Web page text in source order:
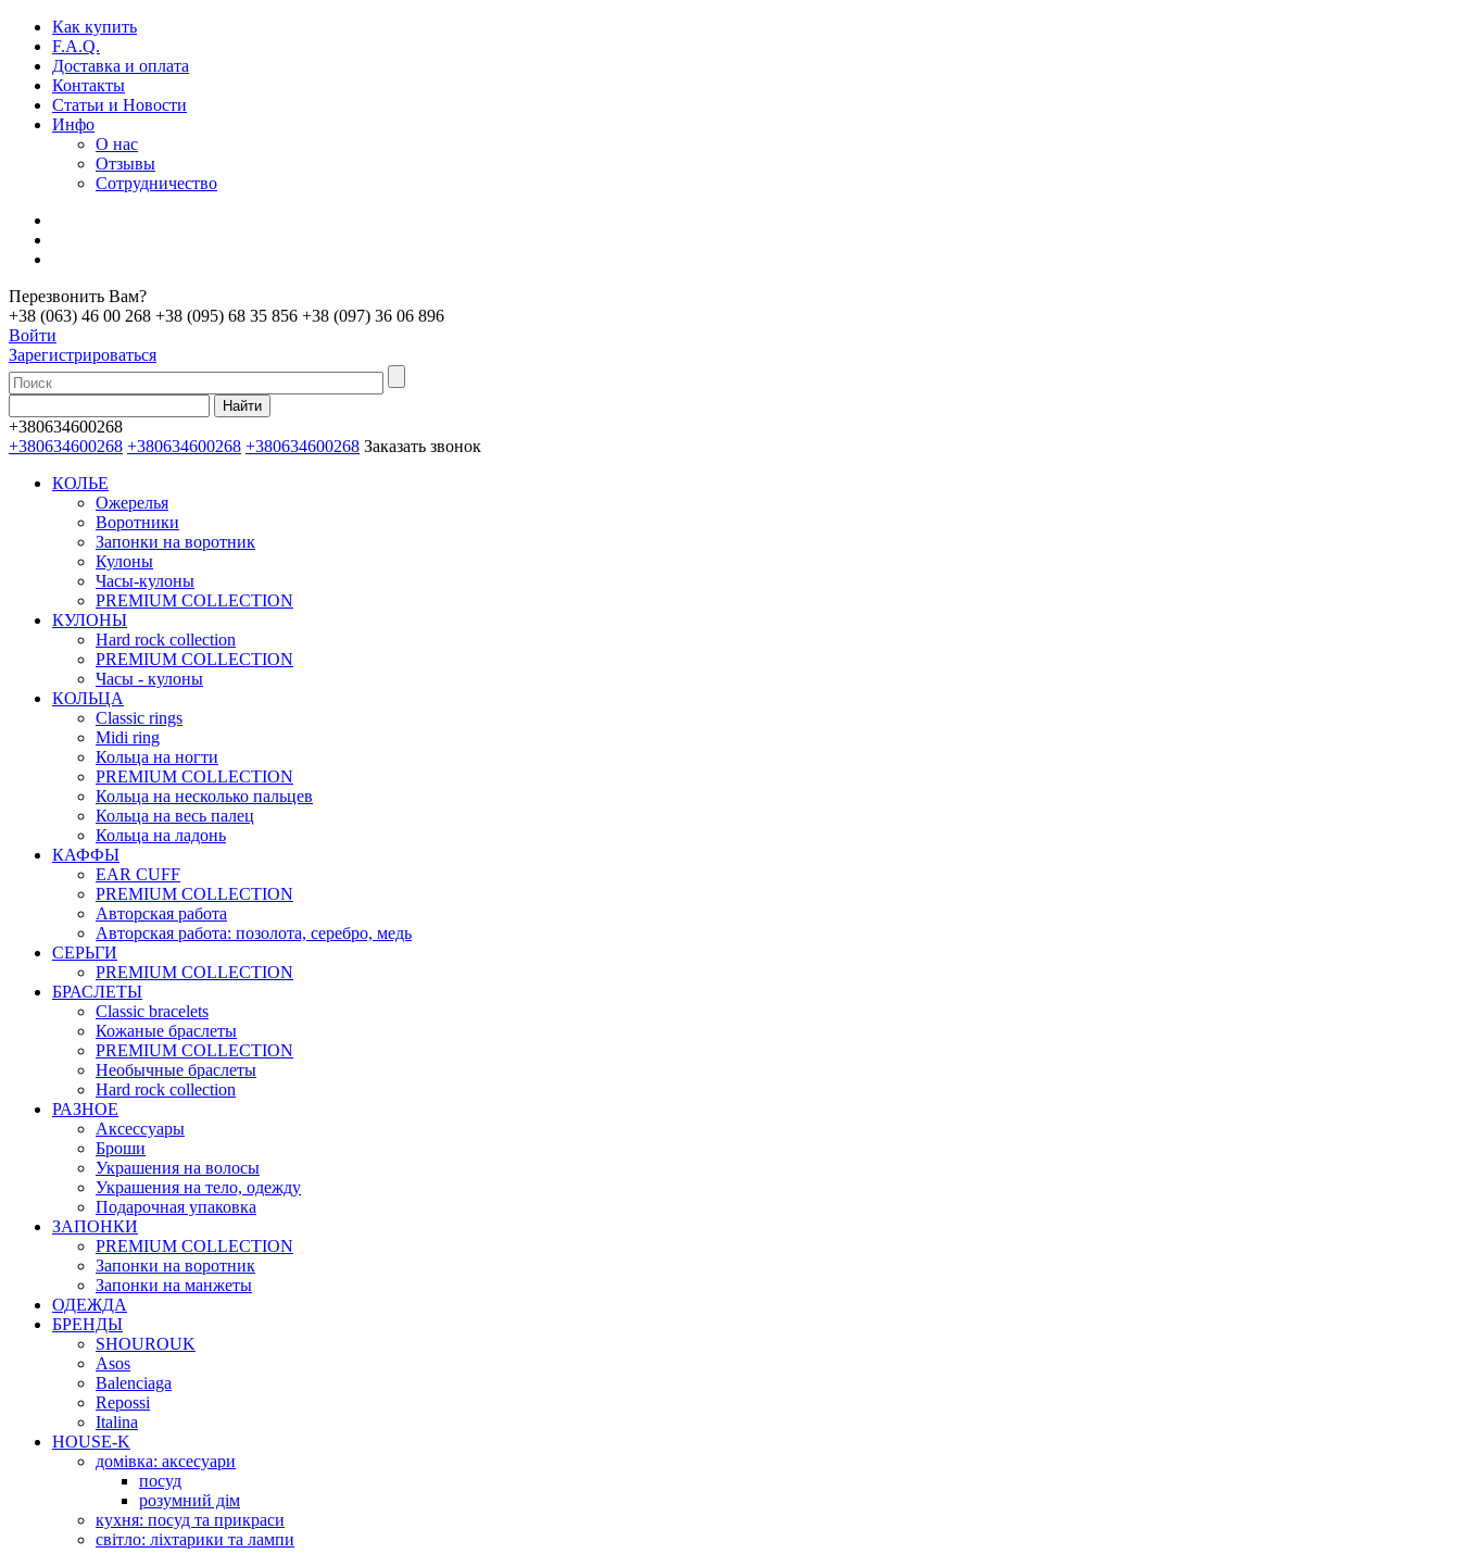
Как купить
F.A.Q.
Доставка и оплата
Контакты
Статьи и Новости
Инфо
О нас
Отзывы
Сотрудничество
Перезвонить Вам?
+38 (063) 46 00 268 +38 (095) 68 35 856 +38 (097) 36 06 896
Войти
Зарегистрироваться
+380634600268
+380634600268 +380634600268 +380634600268 Заказать звонок
КОЛЬЕ
Ожерелья
Воротники
Запонки на воротник
Кулоны
Часы-кулоны
PREMIUM COLLECTION
КУЛОНЫ
Hard rock collection
PREMIUM COLLECTION
Часы - кулоны
КОЛЬЦА
Classic rings
Midi ring
Кольца на ногти
PREMIUM COLLECTION
Кольца на несколько пальцев
Кольца на весь палец
Кольца на ладонь
КАФФЫ
EAR CUFF
PREMIUM COLLECTION
Авторская работа
Авторская работа: позолота, серебро, медь
СЕРЬГИ
PREMIUM COLLECTION
БРАСЛЕТЫ
Classic bracelets
Кожаные браслеты
PREMIUM COLLECTION
Необычные браслеты
Hard rock collection
РАЗНОЕ
Аксессуары
Броши
Украшения на волосы
Украшения на тело, одежду
Подарочная упаковка
ЗАПОНКИ
PREMIUM COLLECTION
Запонки на воротник
Запонки на манжеты
ОДЕЖДА
БРЕНДЫ
SHOUROUK
Asos
Balenciaga
Repossi
Italina
HOUSE-K
домівка: аксесуари
посуд
розумний дім
кухня: посуд та прикраси
світло: ліхтарики та лампи